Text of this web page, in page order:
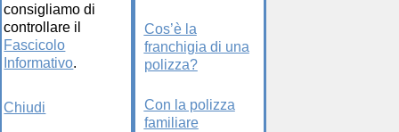
consigliamo di
controllare il
Fascicolo
Informativo.
Chiudi
Cos’è la
franchigia di una
polizza?
Con la polizza
familiare